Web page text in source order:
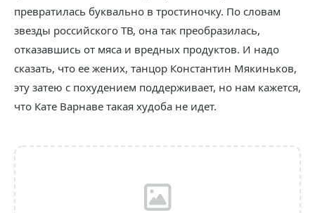
превратилась буквально в тростиночку. По словам
звезды российского ТВ, она так преобразилась,
отказавшись от мяса и вредных продуктов. И надо
сказать, что ее жених, танцор Константин Мякиньков,
эту затею с похудением поддерживает, но нам кажется,
что Кате Варнаве такая худоба не идет.